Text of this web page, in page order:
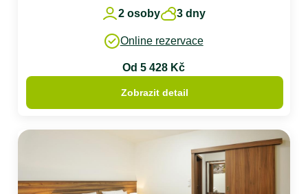
2 osoby 3 dny
Online rezervace
Od 5 428 Kč
Zobrazit detail